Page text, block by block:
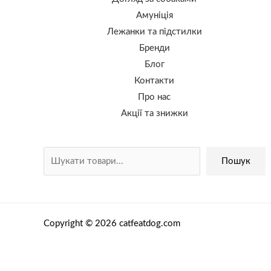
Амуніція
Лежанки та підстилки
Бренди
Блог
Контакти
Про нас
Акції та знижки
Пошук
Copyright © 2026 catfeatdog.com